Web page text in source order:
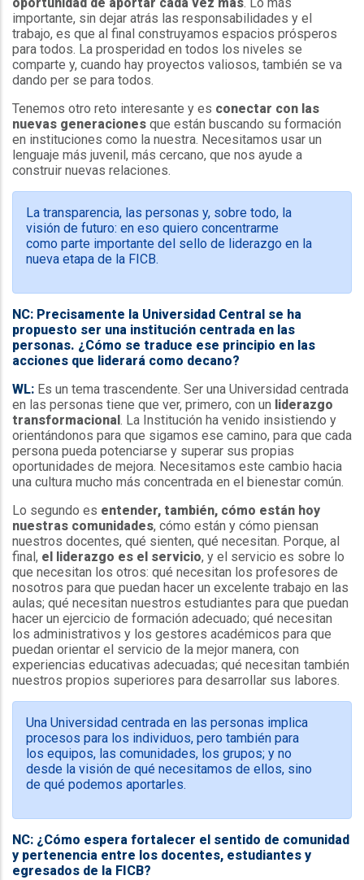
importante, sin dejar atrás las responsabilidades y el
trabajo, es que al final construyamos espacios prósperos
para todos. La prosperidad en todos los niveles se
comparte y, cuando hay proyectos valiosos, también se va
dando per se para todos.
Tenemos otro reto interesante y es conectar con las
nuevas generaciones que están buscando su formación
en instituciones como la nuestra. Necesitamos usar un
lenguaje más juvenil, más cercano, que nos ayude a
construir nuevas relaciones.
La transparencia, las personas y, sobre todo, la
visión de futuro: en eso quiero concentrarme
como parte importante del sello de liderazgo en la
nueva etapa de la FICB.
NC: Precisamente la Universidad Central se ha
propuesto ser una institución centrada en las
personas. ¿Cómo se traduce ese principio en las
acciones que liderará como decano?
WL: Es un tema trascendente. Ser una Universidad centrada
en las personas tiene que ver, primero, con un liderazgo
transformacional . La Institución ha venido insistiendo y
orientándonos para que sigamos ese camino, para que cada
persona pueda potenciarse y superar sus propias
oportunidades de mejora. Necesitamos este cambio hacia
una cultura mucho más concentrada en el bienestar común.
Lo segundo es entender, también, cómo están hoy
nuestras comunidades, cómo están y cómo piensan
nuestros docentes, qué sienten, qué necesitan. Porque, al
final, el liderazgo es el servicio, y el servicio es sobre lo
que necesitan los otros: qué necesitan los profesores de
nosotros para que puedan hacer un excelente trabajo en las
aulas; qué necesitan nuestros estudiantes para que puedan
hacer un ejercicio de formación adecuado; qué necesitan
los administrativos y los gestores académicos para que
puedan orientar el servicio de la mejor manera, con
experiencias educativas adecuadas; qué necesitan también
nuestros propios superiores para desarrollar sus labores.
Una Universidad centrada en las personas implica
procesos para los individuos, pero también para
los equipos, las comunidades, los grupos; y no
desde la visión de qué necesitamos de ellos, sino
de qué podemos aportarles.
NC: ¿Cómo espera fortalecer el sentido de comunidad
y pertenencia entre los docentes, estudiantes y
egresados de la FICB?